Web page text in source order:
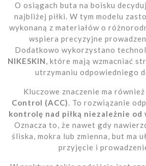
O osiągach buta na boisku
najbliżej piłki. W tym modelu
wykonaną z materiałów o
wspiera precyzyjne
Dodatkowo wykorzystano
NIKESKIN, które mają wzmacniać
utrzymaniu odpowiedniego
Kluczowe znaczenie ma również
Control (ACC). To rozwiązanie
kontrolę nad piłką niezależnie od
Oznacza to, że nawet gdy
śliska, mokra lub zmienna, but ma
przyjęcie i